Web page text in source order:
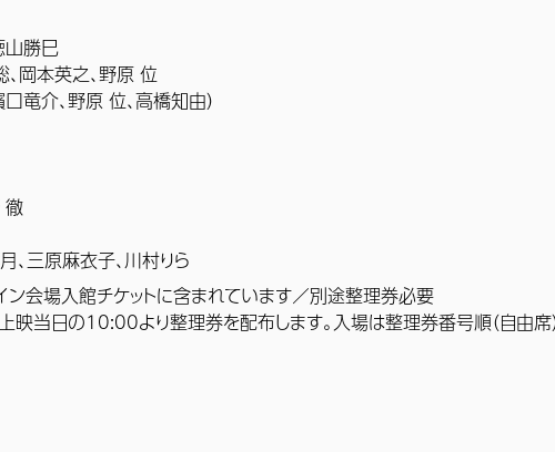
山勝巳
、岡本英之、野原 位
口竜介、野原 位、高橋知由）
徹
、三原麻衣子、川村りら
ン会場入館チケットに含まれています／別途整理券必要
当日の10:00より整理券を配布します。入場は整理券番号順（自由席